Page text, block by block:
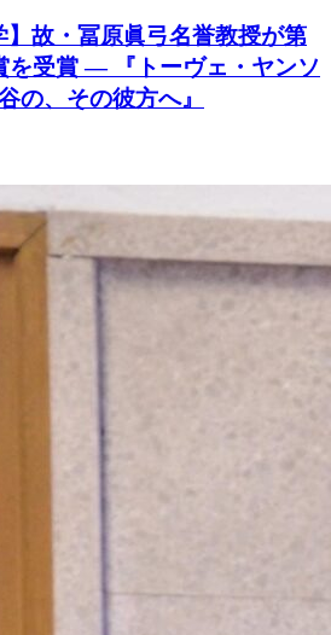
】故・冨原眞弓名誉教授が第
を受賞 ― 『トーヴェ・ヤンソ
の、その彼方へ』